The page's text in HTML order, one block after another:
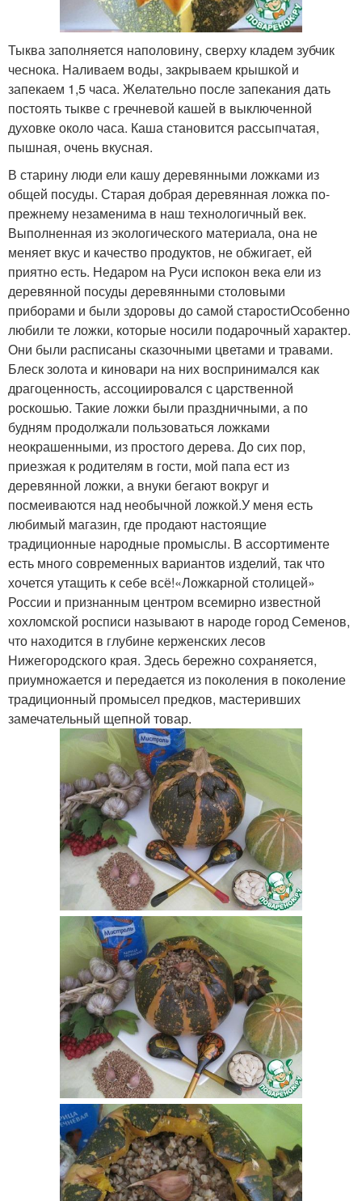
Тыква заполняется наполовину, сверху кладем зубчик
чеснока. Наливаем воды, закрываем крышкой и
запекаем 1,5 часа. Желательно после запекания дать
постоять тыкве с гречневой кашей в выключенной
духовке около часа. Каша становится рассыпчатая,
пышная, очень вкусная.
В старину люди ели кашу деревянными ложками из
общей посуды. Старая добрая деревянная ложка по-
прежнему незаменима в наш технологичный век.
Выполненная из экологического материала, она не
меняет вкус и качество продуктов, не обжигает, ей
приятно есть. Недаром на Руси испокон века ели из
деревянной посуды деревянными столовыми
приборами и были здоровы до самой старостиОсобенно
любили те ложки, которые носили подарочный характер.
Они были расписаны сказочными цветами и травами.
Блеск золота и киновари на них воспринимался как
драгоценность, ассоциировался с царственной
роскошью. Такие ложки были праздничными, а по
будням продолжали пользоваться ложками
неокрашенными, из простого дерева. До сих пор,
приезжая к родителям в гости, мой папа ест из
деревянной ложки, а внуки бегают вокруг и
посмеиваются над необычной ложкой.У меня есть
любимый магазин, где продают настоящие
традиционные народные промыслы. В ассортименте
есть много современных вариантов изделий, так что
хочется утащить к себе всё!«Ложкарной столицей»
России и признанным центром всемирно известной
хохломской росписи называют в народе город Семенов,
что находится в глубине керженских лесов
Нижегородского края. Здесь бережно сохраняется,
приумножается и передается из поколения в поколение
традиционный промысел предков, мастеривших
замечательный щепной товар.